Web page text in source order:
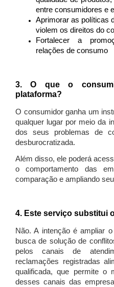
entre consumidores e
Aprimorar as políticas
violem os direitos do
Fortalecer a
relações de consumo
3. O que o
plataforma?
O consumidor ganha um
qualquer lugar por meio da
dos seus problemas de
desburocratizada.
Além disso, ele poderá
o comportamento das
comparação e ampliando
4. Este serviço substitui
Não. A intenção é ampliar
busca de solução de
pelos canais de
reclamações registradas
qualificada, que permite o
desses canais das